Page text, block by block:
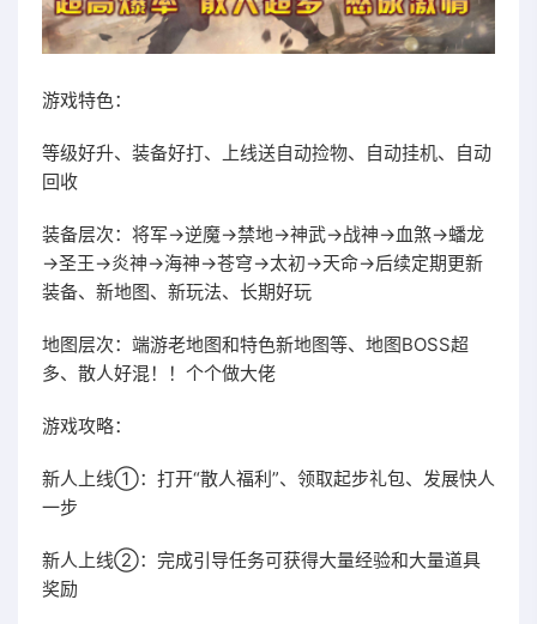
游戏特色：
等级好升、装备好打、上线送自动捡物、自动挂机、自动
回收
装备层次：将军→逆魔→禁地→神武→战神→血煞→蟠龙
→圣王→炎神→海神→苍穹→太初→天命→后续定期更新
装备、新地图、新玩法、长期好玩
地图层次：端游老地图和特色新地图等、地图BOSS超
多、散人好混！！个个做大佬
游戏攻略：
新人上线①：打开“散人福利”、领取起步礼包、发展快人
一步
新人上线②：完成引导任务可获得大量经验和大量道具
奖励